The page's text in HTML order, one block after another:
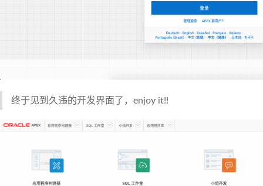
终于见到久违的开发界面了，enjoy it!!